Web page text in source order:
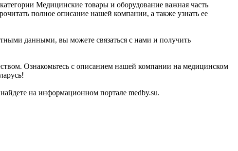
Медицинские товары и оборудование важная часть
полное описание нашей компании, а также узнать ее
данными, вы можете связаться с нами и получить
Ознакомьтесь с описанием нашей компании на медицинском
на информационном портале medby.su.